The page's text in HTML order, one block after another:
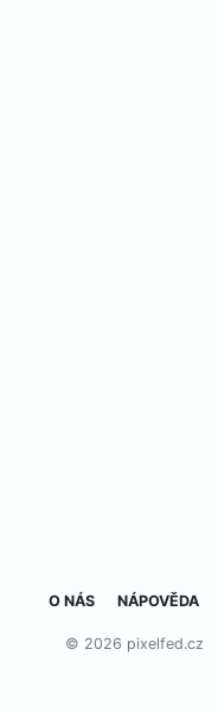
O NÁS NÁPOVĚDA
© 2026 pixelfed.cz